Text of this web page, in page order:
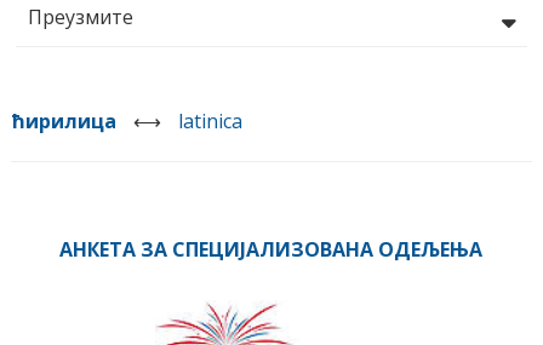
Преузмите
ћирилица ⟷ latinica
АНКЕТА ЗА СПЕЦИЈАЛИЗОВАНА ОДЕЉЕЊА